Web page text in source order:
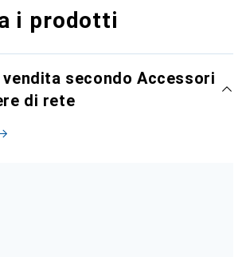
i prodotti
secondo Accessori
di rete